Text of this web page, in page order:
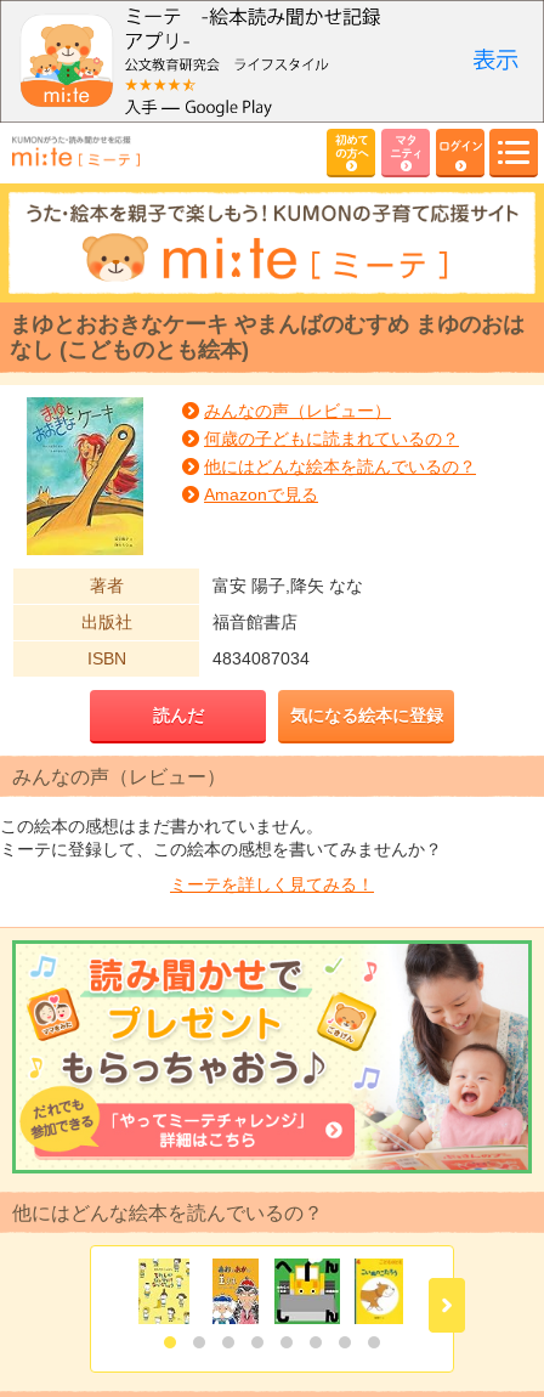
初めて
の方へ
マタ
ニティ
ログイン
まゆとおおきなケーキ やまんばのむすめ まゆのおは
なし (こどものとも絵本)
みんなの声（レビュー）
何歳の子どもに読まれているの？
他にはどんな絵本を読んでいるの？
Amazonで見る
著者
富安 陽子,降矢 なな
出版社
福音館書店
ISBN
4834087034
読んだ 気になる絵本に登録
みんなの声（レビュー）
この絵本の感想はまだ書かれていません。
ミーテに登録して、この絵本の感想を書いてみませんか？
ミーテを詳しく見てみる！
他にはどんな絵本を読んでいるの？